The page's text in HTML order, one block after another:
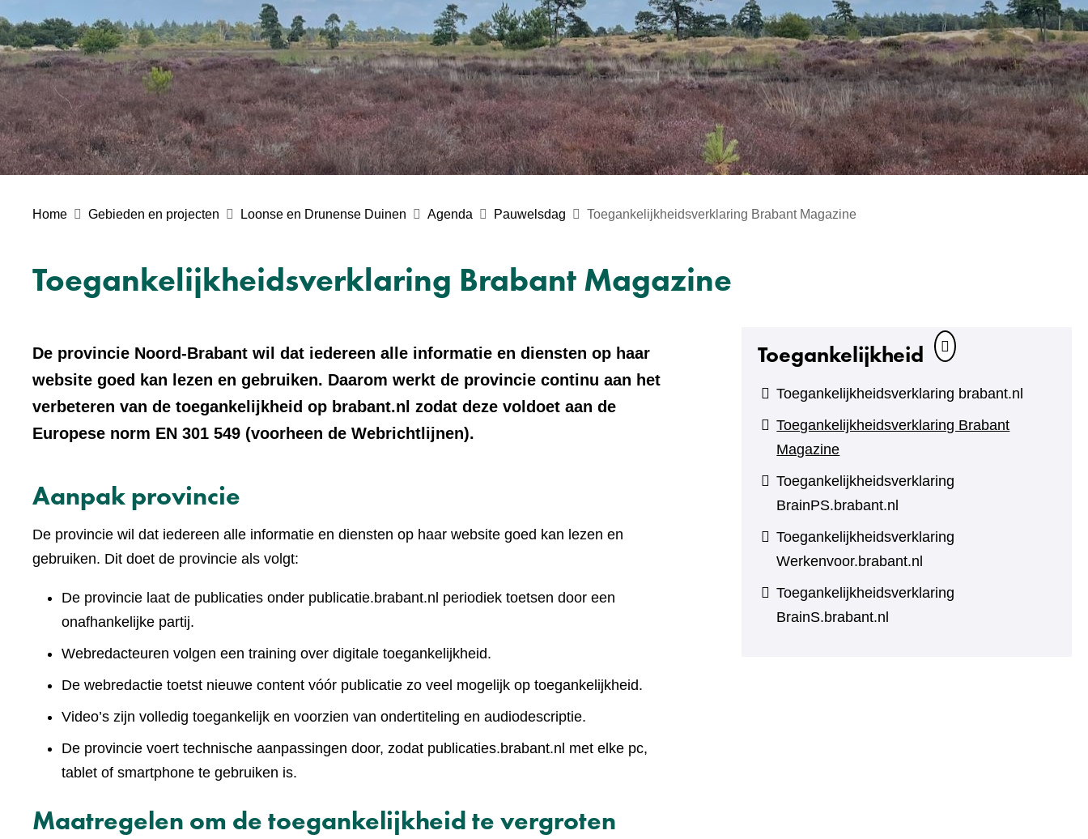
Home Gebieden en projecten Loonse en Drunense Duinen Agenda Pauwelsdag Toegankelijkheidsverklaring Brabant Magazine
Toegankelijkheidsverklaring Brabant Magazine
De provincie Noord-Brabant wil dat iedereen alle informatie en diensten op haar
website goed kan lezen en gebruiken. Daarom werkt de provincie continu aan het
verbeteren van de toegankelijkheid op brabant.nl zodat deze voldoet aan de
Europese norm EN 301 549 (voorheen de Webrichtlijnen).
Aanpak provincie
De provincie wil dat iedereen alle informatie en diensten op haar website goed kan lezen en
gebruiken. Dit doet de provincie als volgt:
De provincie laat de publicaties onder publicatie.brabant.nl periodiek toetsen door een
onafhankelijke partij.
Webredacteuren volgen een training over digitale toegankelijkheid.
De webredactie toetst nieuwe content vóór publicatie zo veel mogelijk op toegankelijkheid.
Video’s zijn volledig toegankelijk en voorzien van ondertiteling en audiodescriptie.
De provincie voert technische aanpassingen door, zodat publicaties.brabant.nl met elke pc,
tablet of smartphone te gebruiken is.
Maatregelen om de toegankelijkheid te vergroten
Toegankelijkheid
Toegankelijkheidsverklaring brabant.nl
Toegankelijkheidsverklaring Brabant
Magazine
Toegankelijkheidsverklaring
BrainPS.brabant.nl
Toegankelijkheidsverklaring
Werkenvoor.brabant.nl
Toegankelijkheidsverklaring
BrainS.brabant.nl